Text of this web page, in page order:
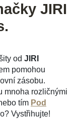
JIRI
od JIRI
pomohou
zásobu.
mnoha rozličnými
tím Pod
Vystřihujte!